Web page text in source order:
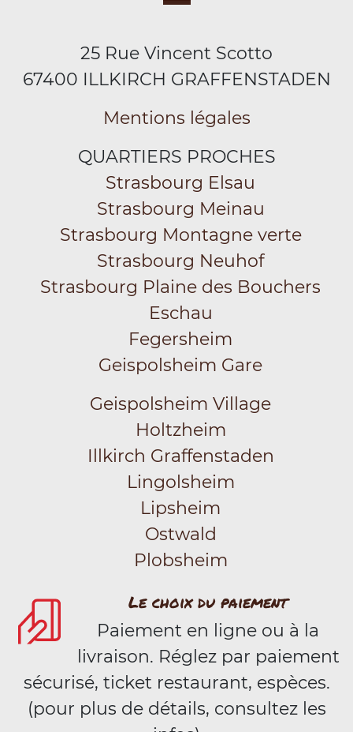
25 Rue Vincent Scotto
67400 ILLKIRCH GRAFFENSTADEN
Mentions légales
QUARTIERS PROCHES
Strasbourg Elsau
Strasbourg Meinau
Strasbourg Montagne verte
Strasbourg Neuhof
Strasbourg Plaine des Bouchers
Eschau
Fegersheim
Geispolsheim Gare
Geispolsheim Village
Holtzheim
Illkirch Graffenstaden
Lingolsheim
Lipsheim
Ostwald
Plobsheim
Le choix du paiement
Paiement en ligne ou à la
livraison. Réglez par paiement
sécurisé, ticket restaurant, espèces.
(pour plus de détails, consultez les